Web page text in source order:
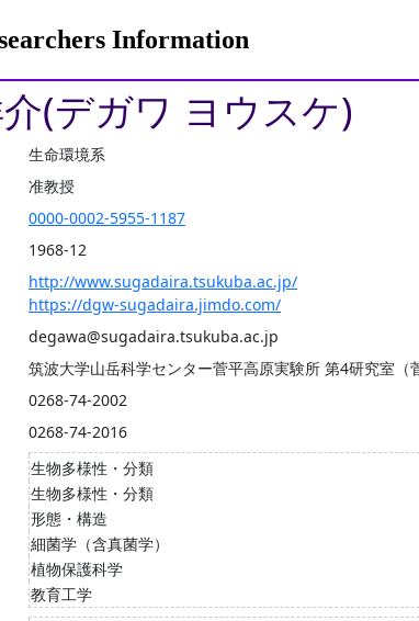
Information
(デガワ ヨウスケ)
生命環境系
准教授
0000-0002-5955-1187
1968-12
http://www.sugadaira.tsukuba.ac.jp/
https://dgw-sugadaira.jimdo.com/
degawa@sugadaira.tsukuba.ac.jp
筑波大学山岳科学センター菅平高原実験所 第4研究室
0268-74-2002
0268-74-2016
生物多様性・分類
生物多様性・分類
形態・構造
細菌学（含真菌学）
植物保護科学
教育工学